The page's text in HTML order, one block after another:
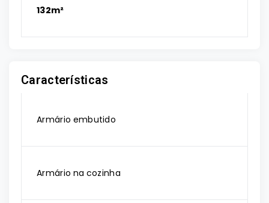
132m²
Características
Armário embutido
Armário na cozinha